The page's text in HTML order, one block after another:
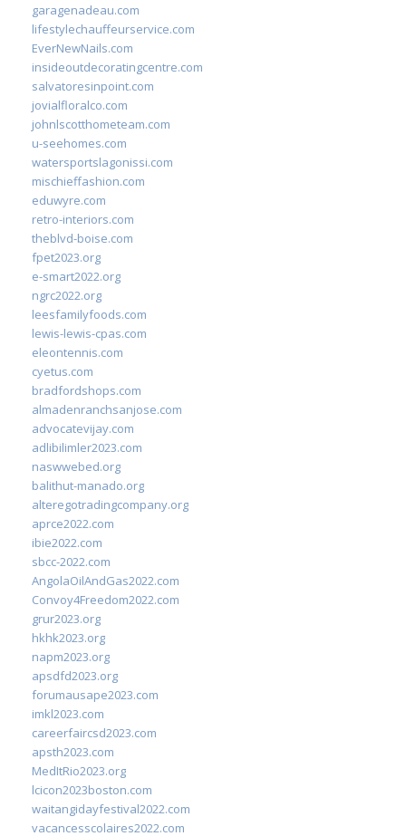
garagenadeau.com
lifestylechauffeurservice.com
EverNewNails.com
insideoutdecoratingcentre.com
salvatoresinpoint.com
jovialfloralco.com
johnlscotthometeam.com
u-seehomes.com
watersportslagonissi.com
mischieffashion.com
eduwyre.com
retro-interiors.com
theblvd-boise.com
fpet2023.org
e-smart2022.org
ngrc2022.org
leesfamilyfoods.com
lewis-lewis-cpas.com
eleontennis.com
cyetus.com
bradfordshops.com
almadenranchsanjose.com
advocatevijay.com
adlibilimler2023.com
naswwebed.org
balithut-manado.org
alteregotradingcompany.org
aprce2022.com
ibie2022.com
sbcc-2022.com
AngolaOilAndGas2022.com
Convoy4Freedom2022.com
grur2023.org
hkhk2023.org
napm2023.org
apsdfd2023.org
forumausape2023.com
imkl2023.com
careerfaircsd2023.com
apsth2023.com
MedItRio2023.org
lcicon2023boston.com
waitangidayfestival2022.com
vacancesscolaires2022.com